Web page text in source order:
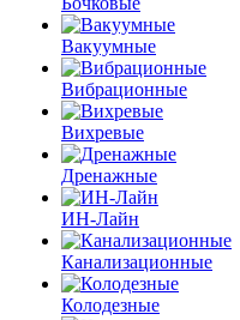
Вакуумные
Вибрационные
Вихревые
Дренажные
ИН-Лайн
Канализационные
Колодезные